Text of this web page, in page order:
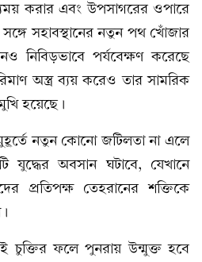
করার এবং উপসাগরের ওপারে
সঙ্গে সহাবস্থানের নতুন পথ খোঁজার
নিবিড়ভাবে পর্যবেক্ষণ করেছে
অস্ত্র ব্যয় করেও তার সামরিক
হয়েছে।
নতুন কোনো জটিলতা না এলে
অবসান ঘটাবে, যেখানে
প্রতিপক্ষ তেহরানের শক্তিকে
চুক্তির ফলে পুনরায় উন্মুক্ত হবে